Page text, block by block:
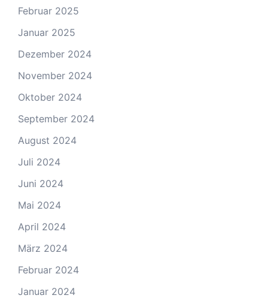
Februar 2025
Januar 2025
Dezember 2024
November 2024
Oktober 2024
September 2024
August 2024
Juli 2024
Juni 2024
Mai 2024
April 2024
März 2024
Februar 2024
Januar 2024